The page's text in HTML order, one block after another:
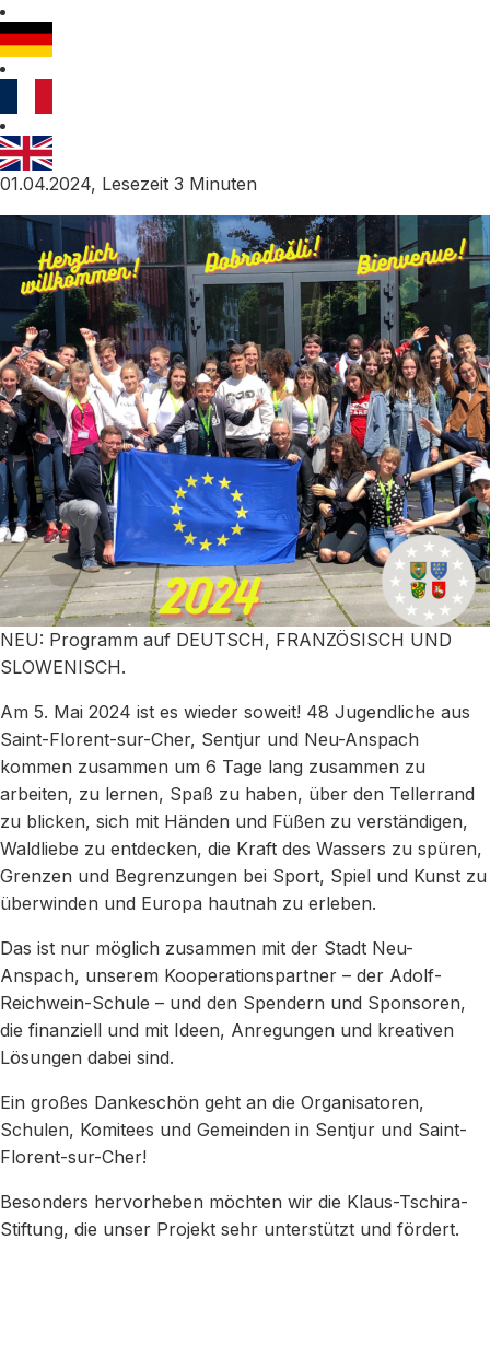
01.04.2024, Lesezeit 3 Minuten
NEU: Programm auf DEUTSCH, FRANZÖSISCH UND
SLOWENISCH.
Am 5. Mai 2024 ist es wieder soweit! 48 Jugendliche aus
Saint-Florent-sur-Cher, Sentjur und Neu-Anspach
kommen zusammen um 6 Tage lang zusammen zu
arbeiten, zu lernen, Spaß zu haben, über den Tellerrand
zu blicken, sich mit Händen und Füßen zu verständigen,
Waldliebe zu entdecken, die Kraft des Wassers zu spüren,
Grenzen und Begrenzungen bei Sport, Spiel und Kunst zu
überwinden und Europa hautnah zu erleben.
Das ist nur möglich zusammen mit der Stadt Neu-
Anspach, unserem Kooperationspartner – der Adolf-
Reichwein-Schule – und den Spendern und Sponsoren,
die finanziell und mit Ideen, Anregungen und kreativen
Lösungen dabei sind.
Ein großes Dankeschön geht an die Organisatoren,
Schulen, Komitees und Gemeinden in Sentjur und Saint-
Florent-sur-Cher!
Besonders hervorheben möchten wir die Klaus-Tschira-
Stiftung, die unser Projekt sehr unterstützt und fördert.